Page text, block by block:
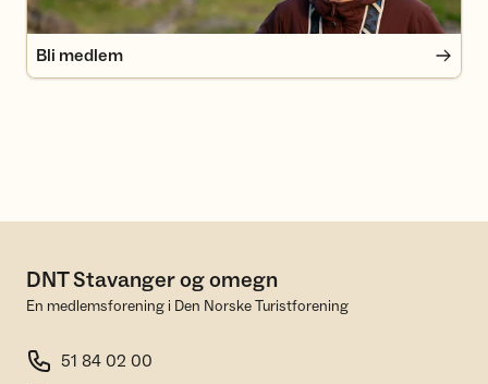
Bli medlem
DNT Stavanger og omegn
En medlemsforening i Den Norske Turistforening
51 84 02 00